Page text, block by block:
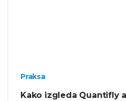
Praksa
Kako izgleda Quantifly